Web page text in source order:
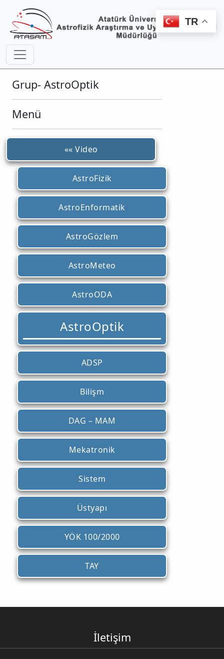
Grup- AstroOptik
Menü
«« Video
AstroFizik
AstroEnformatik
AstroGözlem
AstroMeteo
AstroODA
AstroOptik
ADSP
Bilişm
DAG – MAM
Mekatronik
Sistem
Üstyapı
YÖK 100/2000
TAY
İletişim
TR